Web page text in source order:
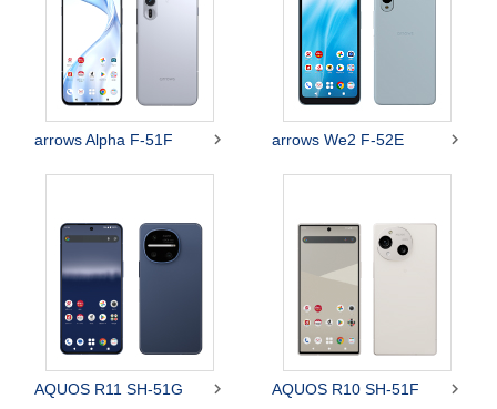
arrows Alpha F-51F  arrows We2 F-52E 
AQUOS R11 SH-51G  AQUOS R10 SH-51F 